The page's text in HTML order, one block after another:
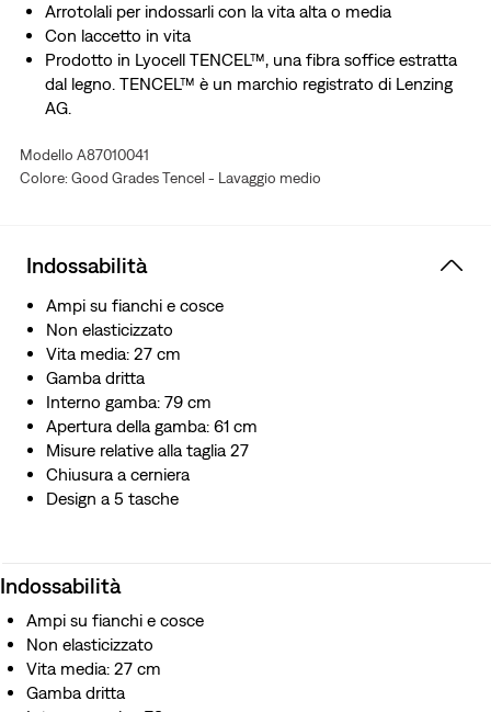
Arrotolali per indossarli con la vita alta o media
Con laccetto in vita
Prodotto in Lyocell TENCEL™, una fibra soffice estratta
dal legno. TENCEL™ è un marchio registrato di Lenzing
AG.
in lunghezza
Modello A87010041
Colore: Good Grades Tencel - Lavaggio medio
Indossabilità
Ampi su fianchi e cosce
Non elasticizzato
Vita media: 27 cm
Gamba dritta
Interno gamba: 79 cm
Apertura della gamba: 61 cm
Misure relative alla taglia 27
Chiusura a cerniera
Design a 5 tasche
Indossabilità
Ampi su fianchi e cosce
Non elasticizzato
Vita media: 27 cm
Gamba dritta